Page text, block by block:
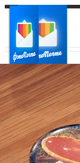
Ваш город:
Ваш регион
Выберите из